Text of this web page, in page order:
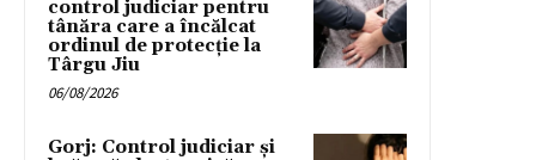
control judiciar pentru
tânăra care a încălcat
ordinul de protecție la
Târgu Jiu
06/08/2026
Gorj: Control judiciar și